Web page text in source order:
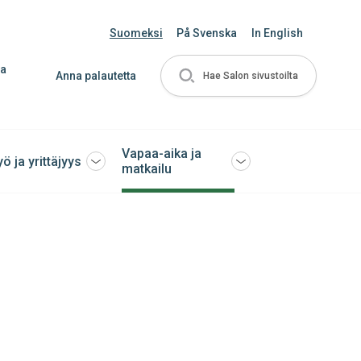
Suomeksi På Svenska In English
Anna palautetta Hae Salon sivustoilta
ja yrittäjyys Avaa
Vapaa-aika ja
matkailu
Avaa